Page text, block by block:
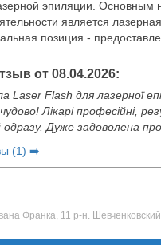
эпиляции. Основным
является
позиция -
от 08.04.2026:
Laser Flash для лазерної
Лікарі професійні,
одразу. Дуже задоволена
(1) ➡️
Франка, 11 р-н. Шевченковский